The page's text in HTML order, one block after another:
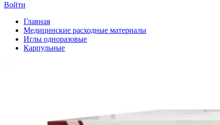
Войти
Главная
Медицинские расходные материалы
Иглы одноразовые
Карпульные